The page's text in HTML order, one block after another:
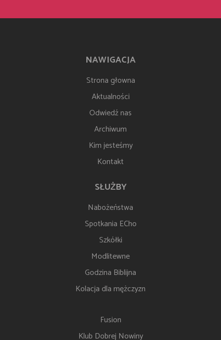
NAWIGACJA
Strona głowna
Aktualności
Odwiedź nas
Archiwum
Kim jesteśmy
Kontakt
SŁUŻBY
Nabożeństwa
Spotkania ECho
Szkółki
Modlitewne
Godzina Biblijna
Kolacja dla mężczyzn
Fusion
Klub Dobrej Nowiny